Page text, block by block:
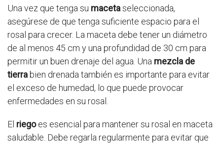
Una vez que tenga su macetaseleccionada,
asegúrese de que tenga suficiente espacio para el
rosal para crecer. La maceta debe tener un diámetro
de al menos 45 cm y una profundidad de 30 cm para
permitir un buen drenaje del agua. Una mezcla de
tierra bien drenada también es importante para evitar
el exceso de humedad, lo que puede provocar
enfermedades en su rosal.
El riegoes esencial para mantener su rosal en maceta
saludable. Debe regarla regularmente para evitar que